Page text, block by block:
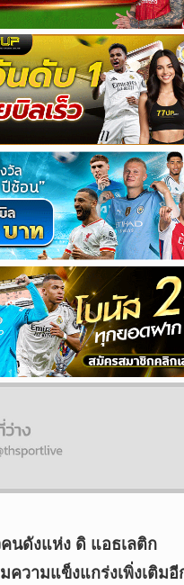
นดังแห่ง ดิ แอธเลติก
ความแข็งแกร่งเพิ่งเติมอี